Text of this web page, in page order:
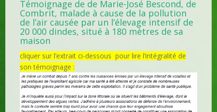
Témoignage de de Marie-José Bescond, de
Combrit, malade à cause de la pollution
de l’air causée par un l’élevage intensif de
20 000 dindes, situé à 180 mètres de sa
maison
cliquer sur l’extrait ci-dessous pour lire l’intégralité de
son témoignage :